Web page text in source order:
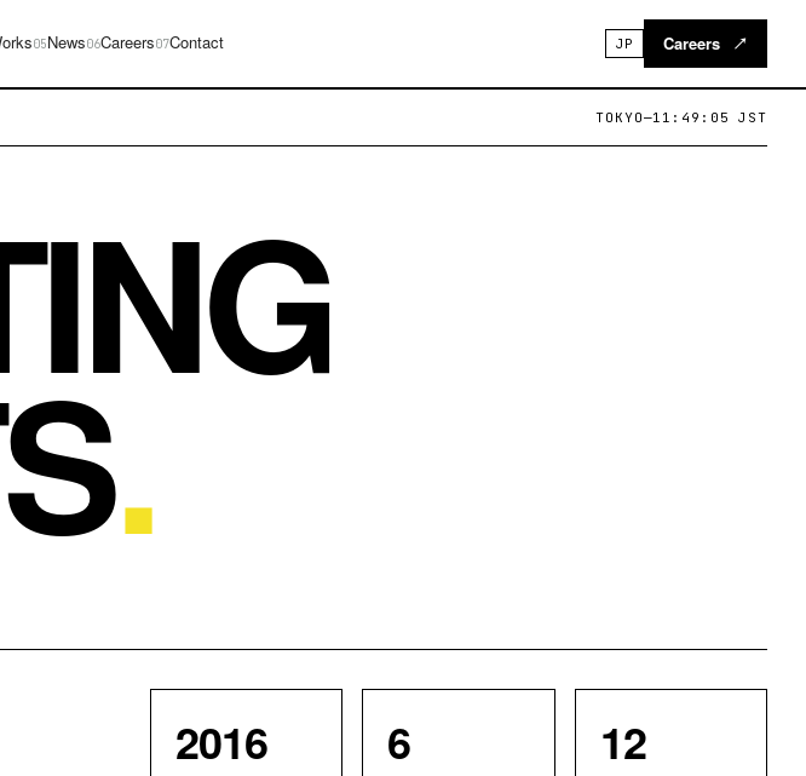
05News06Careers07Contact JP Careers ↗
TOKYO—11:49:06 JST
.
2016 6 12